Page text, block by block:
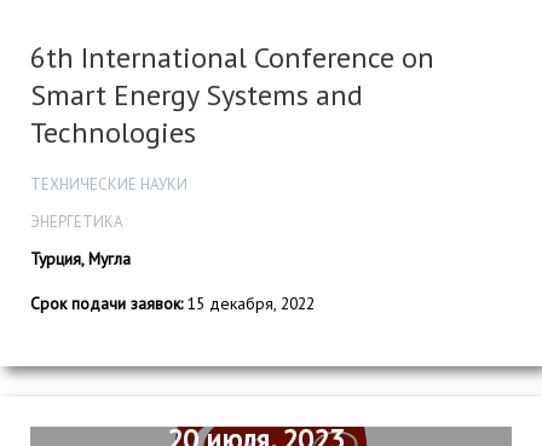
6th International Conference on
Smart Energy Systems and
Technologies
ТЕХНИЧЕСКИЕ НАУКИ
ЭНЕРГЕТИКА
Турция, Мугла
Срок подачи заявок:15 декабря, 2022